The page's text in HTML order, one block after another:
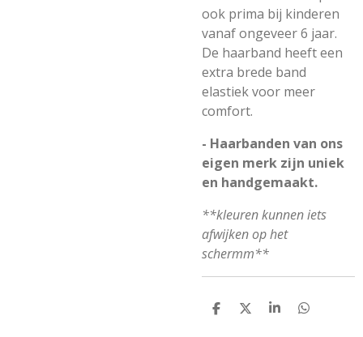
ook prima bij kinderen
vanaf ongeveer 6 jaar.
De haarband heeft een
extra brede band
elastiek voor meer
comfort.
- Haarbanden van ons
eigen merk zijn uniek
en handgemaakt.
**kleuren kunnen iets
afwijken op het
schermm**
D
D
S
D